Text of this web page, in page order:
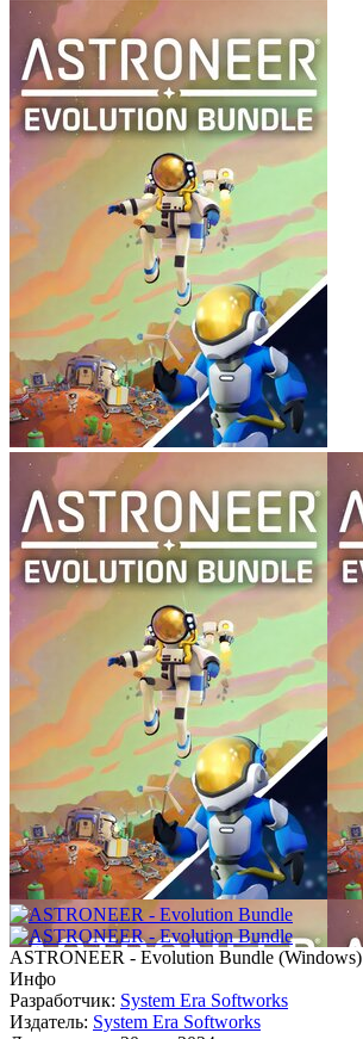
ASTRONEER - Evolution Bundle (Windows)
Инфо
Разработчик: System Era Softworks
Издатель: System Era Softworks